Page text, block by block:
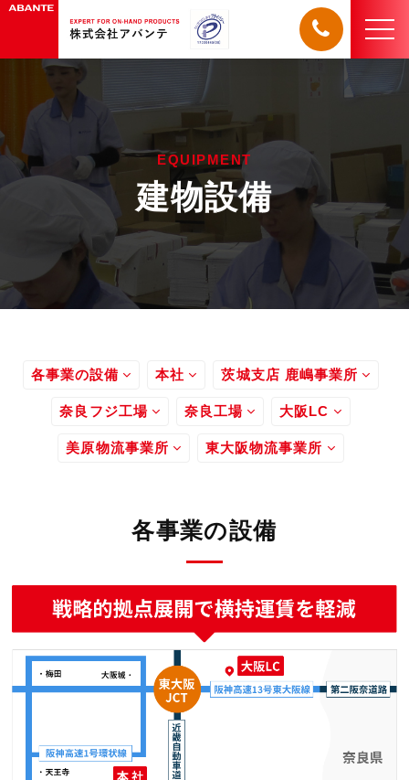
t
o
v
t
i
EQUIPMENT
建物設備
各事業の設備 本社 茨城支店 鹿嶋事業所
奈良フジ工場 奈良工場 大阪LC
美原物流事業所 東大阪物流事業所
各事業の設備